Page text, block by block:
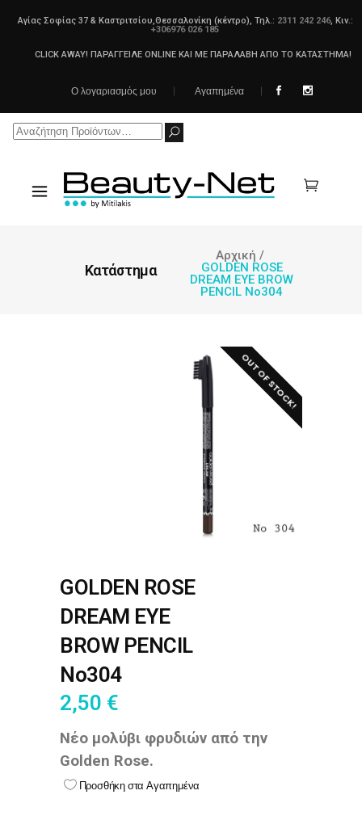
Αγίας Σοφίας 37 & Καστριτσίου,Θεσσαλονίκη (κέντρο), Τηλ.: 2311 242 246, Κιν.:
+306976 026 185
CLICK AWAY! ΠΑΡΑΓΓΕΙΛΕ ONLINE ΚΑΙ ΜΕ ΠΑΡΑΛΑΒΗ ΑΠΟ ΤΟ ΚΑΤΑΣΤΗΜΑ!
Ο λογαριασμός μου Αγαπημένα
Search
Κατάστημα
Αρχική /
GOLDEN ROSE
DREAM EYE BROW
PENCIL No304
OUT OF STOCK!
GOLDEN ROSE
DREAM EYE
BROW PENCIL
No304
2,50 €
Νέο μολύβι φρυδιών από την
Golden Rose.
Προσθήκη στα Αγαπημένα